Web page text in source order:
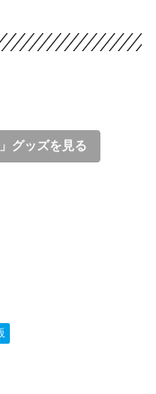
グッズを見る